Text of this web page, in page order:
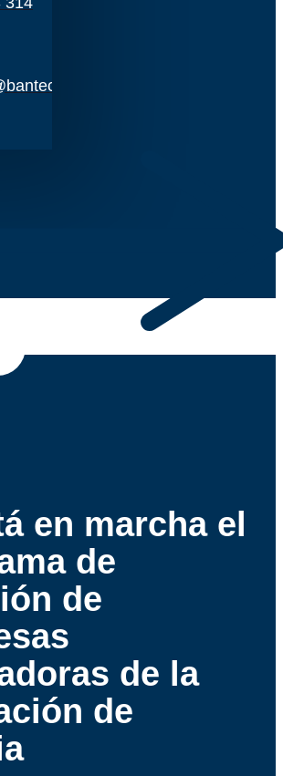
en marcha el
de
de
de la
de